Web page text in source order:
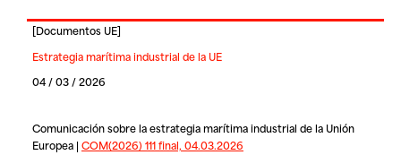
[Documentos UE]
Estrategia marítima industrial de la UE
04 / 03 / 2026
Comunicación sobre la estrategia marítima industrial de la Unión
Europea | COM(2026) 111 final, 04.03.2026